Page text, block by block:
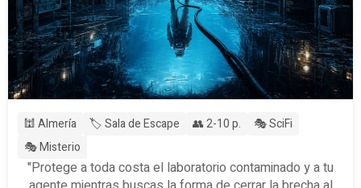
🕍 Almería 🏷️ Sala de Escape 👥 2-10 p.
🎭 SciFi
🎭 Misterio
"Protege a toda costa el laboratorio contaminado y a tu